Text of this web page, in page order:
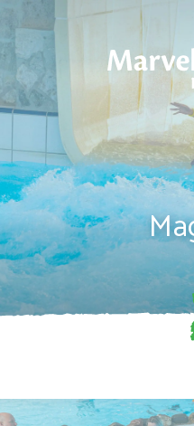
Vorname*
Nachname*
Adresse